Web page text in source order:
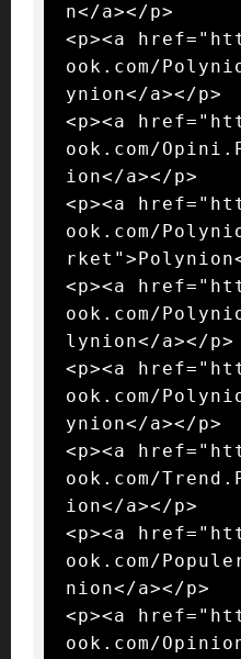
n</a></p>
<p><a
ook.com/
ynion</a></p>
<p><a
ook.com/
ion</a></p>
<p><a
ook.com/
<p><a
ook.com/
lynion</a></p>
<p><a
ook.com/
ynion</a></p>
<p><a
ook.com/
ion</a></p>
<p><a
ook.com/
nion</a></p>
<p><a
ook.com/